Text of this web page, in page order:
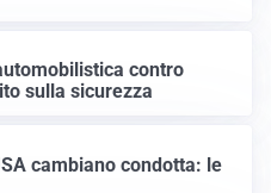
contro
sulla sicurezza
cambiano condotta: le